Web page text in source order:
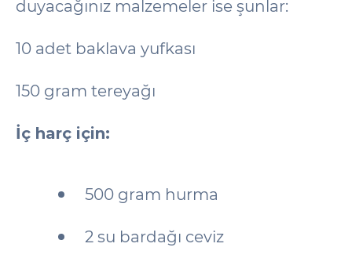
duyacağınız malzemeler ise şunlar:
10 adet baklava yufkası
150 gram tereyağı
İç harç için:
500 gram hurma
2 su bardağı ceviz